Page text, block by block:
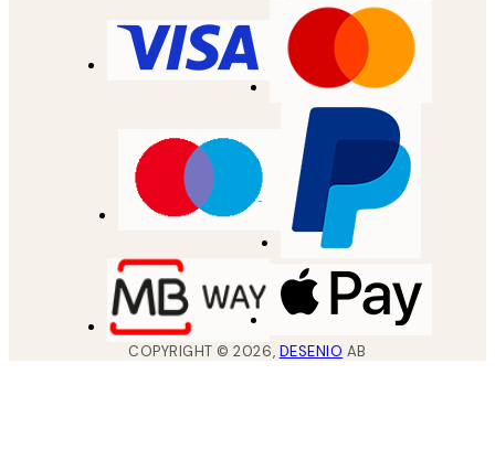
COPYRIGHT ©2026, DESENIO AB